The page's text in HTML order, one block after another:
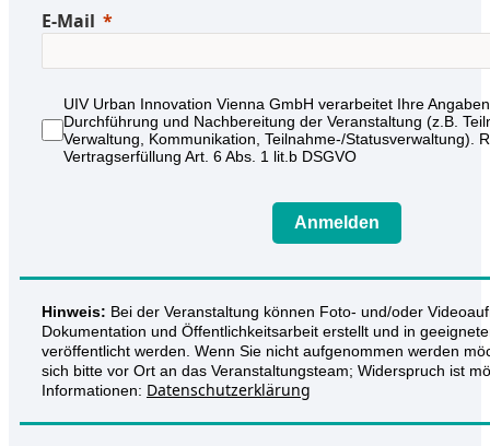
E-Mail
UIV Urban Innovation Vienna GmbH verarbeitet Ihre
Durchführung und Nachbereitung der Veranstaltung (z.B.
Verwaltung, Kommunikation, Teilnahme-/Statusverwaltung).
Vertragserfüllung Art. 6 Abs. 1 lit.b DSGVO
Anmelden
Hinweis: Bei der Veranstaltung können Foto- und/oder
Dokumentation und Öffentlichkeitsarbeit erstellt und in
veröffentlicht werden. Wenn Sie nicht aufgenommen werden
sich bitte vor Ort an das Veranstaltungsteam; Widerspruch ist
Informationen: Datenschutzerklärung